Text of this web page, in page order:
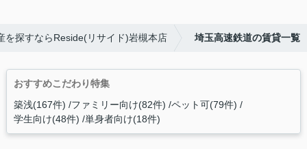
を探すならReside(リサイド)岩槻本店 埼玉高速鉄道の賃貸一覧
おすすめこだわり特集
築浅(167件) ファミリー向け(82件) ペット可(79件)
学生向け(48件) 単身者向け(18件)